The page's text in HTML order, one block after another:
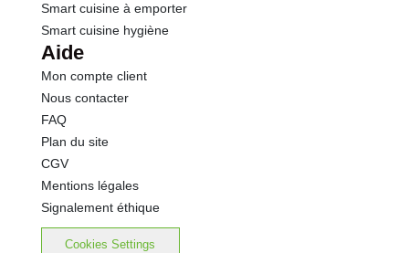
Smart cuisine à emporter
Smart cuisine hygiène
Aide
Mon compte client
Nous contacter
FAQ
Plan du site
CGV
Mentions légales
Signalement éthique
Cookies Settings